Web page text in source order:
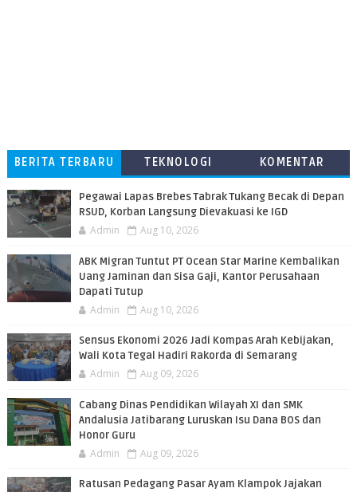
BERITA TERBARU TEKNOLOGI
KOMENTAR
Pegawai Lapas Brebes Tabrak Tukang Becak di Depan
RSUD, Korban Langsung Dievakuasi ke IGD
Admin Aug 10, 2026
ABK Migran Tuntut PT Ocean Star Marine Kembalikan
Uang Jaminan dan Sisa Gaji, Kantor Perusahaan
Dapati Tutup
Admin Aug 10, 2026
Sensus Ekonomi 2026 Jadi Kompas Arah Kebijakan,
Wali Kota Tegal Hadiri Rakorda di Semarang
Admin Aug 09, 2026
Cabang Dinas Pendidikan Wilayah XI dan SMK
Andalusia Jatibarang Luruskan Isu Dana BOS dan
Honor Guru
Admin Aug 09, 2026
​Ratusan Pedagang Pasar Ayam Klampok Jajakan